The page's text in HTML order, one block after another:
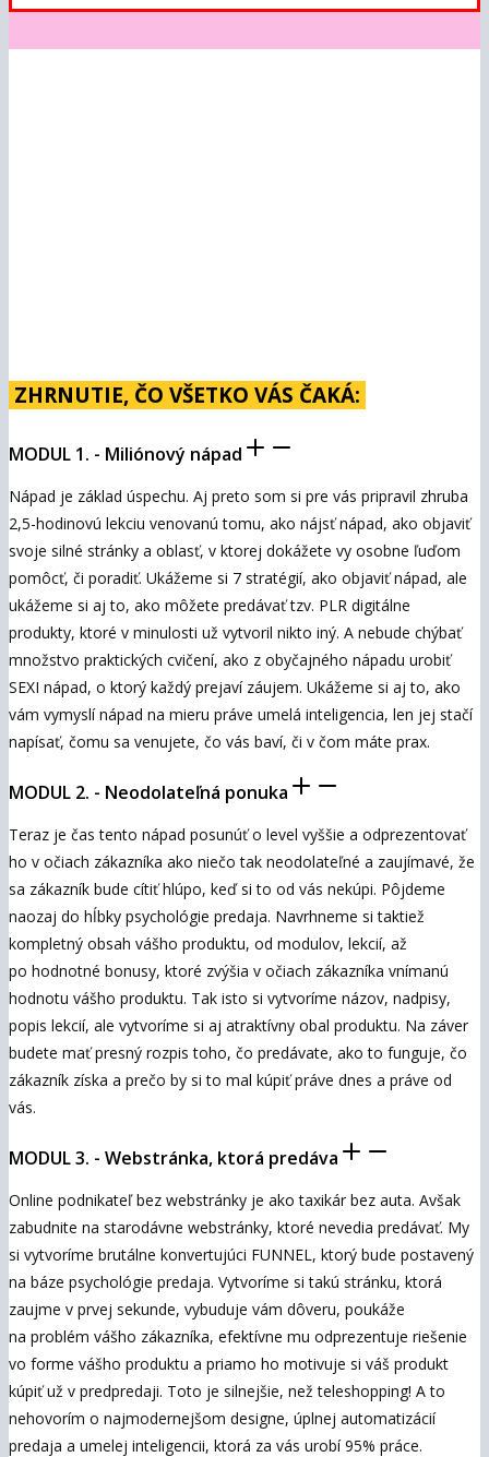
ZHRNUTIE, ČO VŠETKO VÁS ČAKÁ:
MODUL 1. - Miliónový nápad
Nápad je základ úspechu. Aj preto som si pre vás pripravil zhruba
2,5-hodinovú lekciu venovanú tomu, ako nájsť nápad, ako objaviť
svoje silné stránky a oblasť, v ktorej dokážete vy osobne ľuďom
pomôcť, či poradiť. Ukážeme si 7 stratégií, ako objaviť nápad, ale
ukážeme si aj to, ako môžete predávať tzv. PLR digitálne
produkty, ktoré v minulosti už vytvoril nikto iný. A nebude chýbať
množstvo praktických cvičení, ako z obyčajného nápadu urobiť
SEXI nápad, o ktorý každý prejaví záujem. Ukážeme si aj to, ako
vám vymyslí nápad na mieru práve umelá inteligencia, len jej stačí
napísať, čomu sa venujete, čo vás baví, či v čom máte prax.
MODUL 2. - Neodolateľná ponuka
Teraz je čas tento nápad posunúť o level vyššie a odprezentovať
ho v očiach zákazníka ako niečo tak neodolateľné a zaujímavé, že
sa zákazník bude cítiť hlúpo, keď si to od vás nekúpi. Pôjdeme
naozaj do hĺbky psychológie predaja. Navrhneme si taktiež
kompletný obsah vášho produktu, od modulov, lekcií, až
po hodnotné bonusy, ktoré zvýšia v očiach zákazníka vnímanú
hodnotu vášho produktu. Tak isto si vytvoríme názov, nadpisy,
popis lekcií, ale vytvoríme si aj atraktívny obal produktu. Na záver
budete mať presný rozpis toho, čo predávate, ako to funguje, čo
zákazník získa a prečo by si to mal kúpiť práve dnes a práve od
vás.
MODUL 3. - Webstránka, ktorá predáva
Online podnikateľ bez webstránky je ako taxikár bez auta. Avšak
zabudnite na starodávne webstránky, ktoré nevedia predávať. My
si vytvoríme brutálne konvertujúci FUNNEL, ktorý bude postavený
na báze psychológie predaja. Vytvoríme si takú stránku, ktorá
zaujme v prvej sekunde, vybuduje vám dôveru, poukáže
na problém vášho zákazníka, efektívne mu odprezentuje riešenie
vo forme vášho produktu a priamo ho motivuje si váš produkt
kúpiť už v predpredaji. Toto je silnejšie, než teleshopping! A to
nehovorím o najmodernejšom designe, úplnej automatizácií
predaja a umelej inteligencii, ktorá za vás urobí 95% práce.